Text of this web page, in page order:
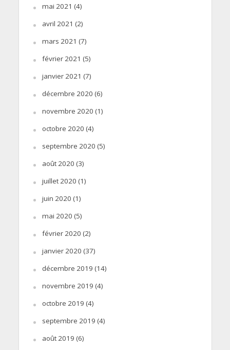
mai 2021 (4)
avril 2021 (2)
mars 2021 (7)
février 2021 (5)
janvier 2021 (7)
décembre 2020 (6)
novembre 2020 (1)
octobre 2020 (4)
septembre 2020 (5)
août 2020 (3)
juillet 2020 (1)
juin 2020 (1)
mai 2020 (5)
février 2020 (2)
janvier 2020 (37)
décembre 2019 (14)
novembre 2019 (4)
octobre 2019 (4)
septembre 2019 (4)
août 2019 (6)